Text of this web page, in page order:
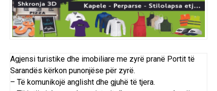
Agjensi turistike dhe imobiliare me zyrë pranë Portit të
Sarandës kërkon punonjëse për zyrë.
– Të komunikojë anglisht dhe gjuhë të tjera.